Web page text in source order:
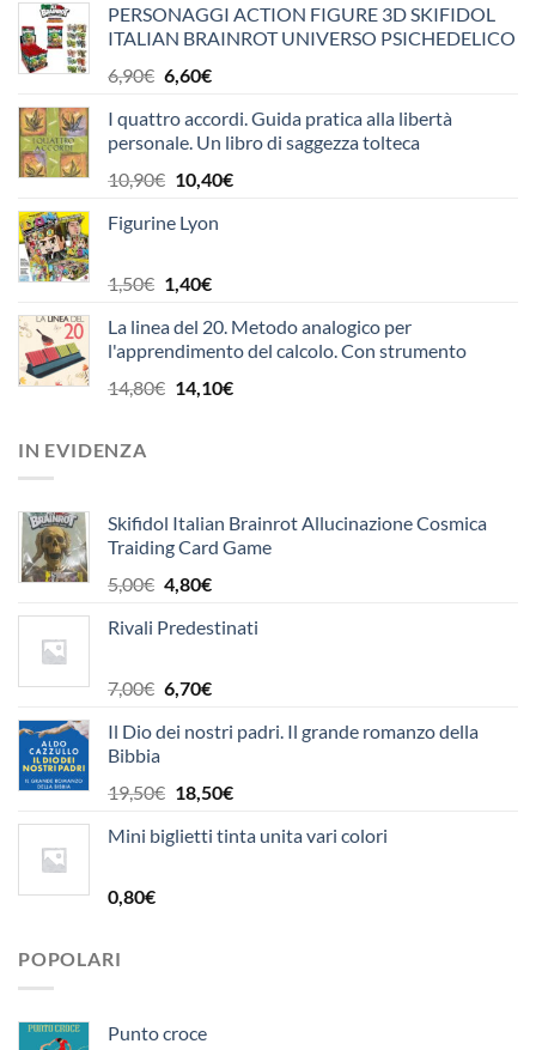
PERSONAGGI ACTION FIGURE 3D SKIFIDOL
ITALIAN BRAINROT UNIVERSO PSICHEDELICO
6,90€ Il
originale
era:
6,90€.
6,60€Il
attuale
è:
6,60€.
I quattro accordi. Guida pratica alla libertà
personale. Un libro di saggezza tolteca
10,90€ Il
originale
10,90€.
10,40€Il
Figurine Lyon
1,50€ Il
originale
era:
1,50€.
1,40€Il
attuale
è:
1,40€.
La linea del 20. Metodo analogico per
l'apprendimento del calcolo. Con strumento
14,80€ Il
14,10€Il
IN EVIDENZA
Skifidol Italian Brainrot Allucinazione Cosmica
Traiding Card Game
5,00€ Il
originale
5,00€.
4,80€Il
attuale
4,80€.
Rivali Predestinati
7,00€ Il
originale
7,00€.
6,70€Il
attuale
6,70€.
Il Dio dei nostri padri. Il grande romanzo della
Bibbia
19,50€ Il
originale
18,50€Il
attuale
Mini biglietti tinta unita vari colori
0,80€
POPOLARI
Punto croce